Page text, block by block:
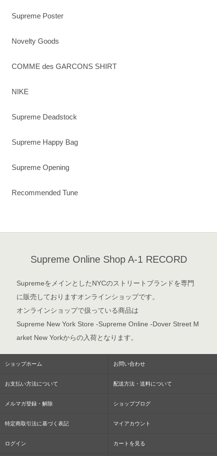
Supreme Poster
Novelty Goods
COMME des GARCONS SHIRT
NIKE
Supreme Deadstock
Supreme Happy Bag
Supreme Opening
Recommended Tune
Supreme Online Shop A-1 RECORD
SupremeをメインとしたNYCのストリートブランドを専門
に販売しておりますオンラインショップです。
オンラインショップで扱っている商品は
Supreme New York Store -Supreme Online -Dover Street M
arket New Yorkからの入荷となります。
ショップホーム お問い合わせ
お支払い方法について 配送方法・送料について
メルマガ登録・解除 ショップブログ
特定商取引法に基づく表記 マイアカウント
ログイン カートを見る